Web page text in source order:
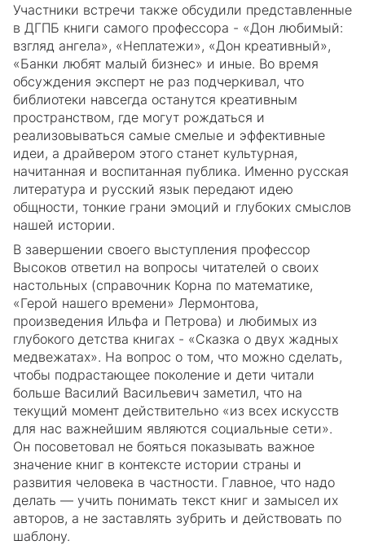
Участники встречи также обсудили представленные
в ДГПБ книги самого профессора - «Дон любимый:
взгляд ангела», «Неплатежи», «Дон креативный»,
«Банки любят малый бизнес» и иные. Во время
обсуждения эксперт не раз подчеркивал, что
библиотеки навсегда останутся креативным
пространством, где могут рождаться и
реализовываться самые смелые и эффективные
идеи, а драйвером этого станет культурная,
начитанная и воспитанная публика. Именно русская
литература и русский язык передают идею
общности, тонкие грани эмоций и глубоких смыслов
нашей истории.
В завершении своего выступления профессор
Высоков ответил на вопросы читателей о своих
настольных (справочник Корна по математике,
«Герой нашего времени» Лермонтова,
произведения Ильфа и Петрова) и любимых из
глубокого детства книгах - «Сказка о двух жадных
медвежатах». На вопрос о том, что можно сделать,
чтобы подрастающее поколение и дети читали
больше Василий Васильевич заметил, что на
текущий момент действительно «из всех искусств
для нас важнейшим являются социальные сети».
Он посоветовал не бояться показывать важное
значение книг в контексте истории страны и
развития человека в частности. Главное, что надо
делать — учить понимать текст книг и замысел их
авторов, а не заставлять зубрить и действовать по
шаблону.